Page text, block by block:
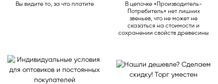
Вы видите то, за что платите
В цепочке «Производитель-
Потребитель» нет лишних
звеньев, что не может не
сказаться на стоимости и
сохранении свойств древесины